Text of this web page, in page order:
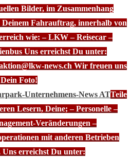
Bilder, im Zusammenhang
Deinem Fahrauftrag, innerhalb von
wie: – LKW – Reisecar –
Uns erreichst Du unter:
news.ch Wir freuen uns
Foto!
Unternehmens-News ATTeile
Lesern, Deine; – Personelle –
Veränderungen –
mit anderen Betrieben
Uns erreichst Du unter: